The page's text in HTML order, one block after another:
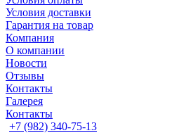
Условия доставки
Гарантия на товар
Компания
О компании
Новости
Отзывы
Контакты
Галерея
Контакты
+7 (982) 340-75-13